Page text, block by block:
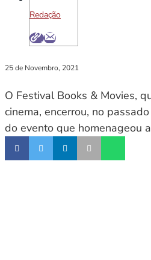
Redação
25 de Novembro, 2021
O Festival Books & Movies,
cinema, encerrou, no
do evento que homenageou